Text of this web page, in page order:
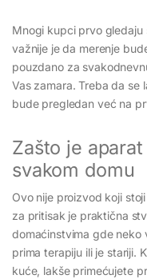
Mnogi kupci prvo gledaju
važnije je da merenje
pouzdano za
Vas zamara. Treba da se
bude pregledan već na
Zašto je
svakom domu
Ovo nije proizvod koji
za pritisak je praktična
domaćinstvima gde neko
prima terapiju ili je stariji.
kuće, lakše primećujete